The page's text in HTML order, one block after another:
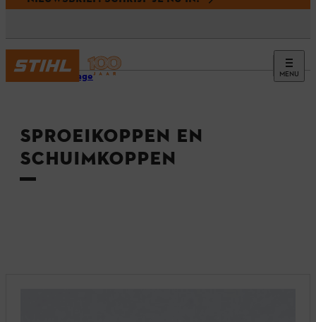
MENU
Homepage
SPROEIKOPPEN EN
SCHUIMKOPPEN